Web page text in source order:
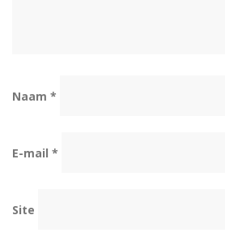
Naam *
E-mail *
Site